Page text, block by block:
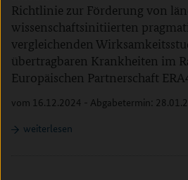
Richtlinie zur Förderung von
wissenschaftsinitiierten
vergleichenden
übertragbaren Krankheiten im
Europäischen Partnerschaft
vom 16.12.2024 - Abgabetermin:
weiterlesen